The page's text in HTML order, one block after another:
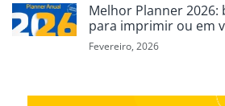
Melhor Planner
para imprimir ou em
Fevereiro, 2026